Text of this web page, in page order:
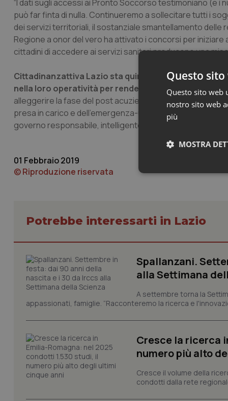
“I dati sugli accessi ai Pronto Soccorso testimoniano (e
può far finta di nulla. Continueremo a sollecitare tutti i
dei servizi territoriali, il sostanziale smantellamento delle
Regione a onor del vero ha attivato i concorsi per
cittadini di accedere ai servizi sanitari producono una
Cittadinanzattiva Lazio sta quindi promuovendo
nella loro operatività per renderle “Ospedali di
alleggerire la fase del post acuzie e avviare un percorso
presa in carico e dell’emergenza-urgenza – conclude –
governo responsabile, intelligente e “visionaria” dove
01 Febbraio 2019
© Riproduzione riservata
Potrebbe interessarti in Lazio
Spallanzani.
alla Settimana
A settembre torna la
appassionati, famiglie. “Racconteremo la ricerca e
Cresce la ricerca
numero più alto
Cresce il volume della
condotti dalla rete
Questo
Questo sito web
nostro sito web
più
MOSTRA
I cookie necessari
e l'accesso alle aree
tracking-sites-